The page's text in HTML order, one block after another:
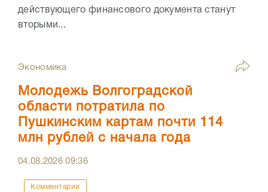
действующего финансового документа станут
вторыми...
Экономика
Молодежь Волгоградской
области потратила по
Пушкинским картам почти 114
млн рублей с начала года
04.08.202609:36
Комментарии